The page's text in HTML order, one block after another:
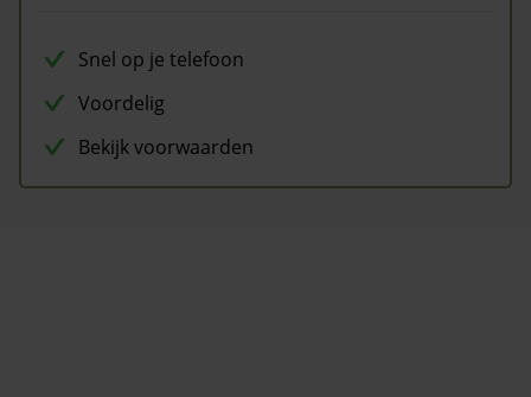
Snel op je telefoon
Voordelig
Bekijk voorwaarden